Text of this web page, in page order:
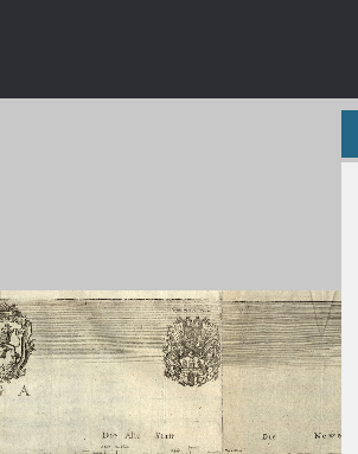
THE RHINE FROM BASEL TO KOBLENZ
Entirely new depiction of the Rhine river
1794
Details of the historical map